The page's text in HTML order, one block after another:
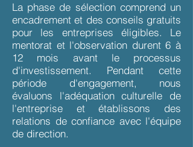
La phase de sélection comprend un
encadrement et des conseils gratuits
pour les entreprises éligibles. Le
mentorat et l'observation durent 6 à
12 mois avant le processus
d'investissement. Pendant cette
période d'engagement, nous
évaluons l'adéquation culturelle de
l'entreprise et établissons des
relations de confiance avec l'équipe
de direction.